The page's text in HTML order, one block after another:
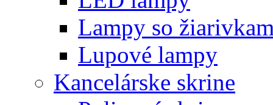
Lampy so
Lupové lampy
Kancelárske skrine